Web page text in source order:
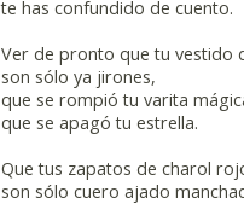
te has confundido de cuento.
Ver de pronto que tu vestido
son sólo ya jirones,
que se rompió tu varita
que se apagó tu estrella.
Que tus zapatos de charol
son sólo cuero ajado